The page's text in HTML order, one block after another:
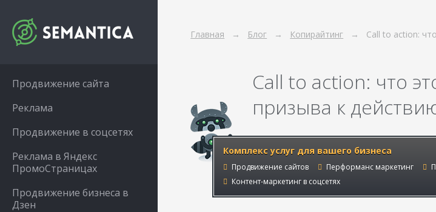
Главная Блог Копирайтинг Call to action:
Call to action: что
призыва к
Комплекс услуг для вашего бизнеса
Продвижение сайтов Перформанс маркетинг
Контент-маркетинг в соцсетях
Продвижение сайта
Реклама
Продвижение в соцсетях
Реклама в Яндекс
ПромоСтраницах
Продвижение бизнеса в
Дзен